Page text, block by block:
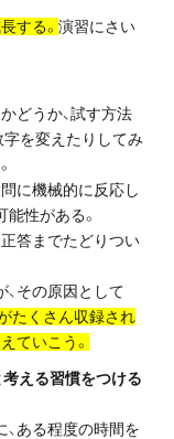
する。 演習にさい
どうか、試す方法
字を変えたりしてみ
に機械的に反応し
性がある。
正答までたどりつい
その原因として
たくさん収録され
ていこう。
考える習慣をつける
ある程度の時間を